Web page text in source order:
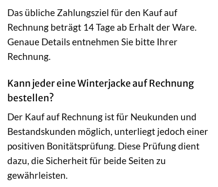
Das übliche Zahlungsziel für den Kauf auf
Rechnung beträgt 14 Tage ab Erhalt der Ware.
Genaue Details entnehmen Sie bitte Ihrer
Rechnung.
Kann jeder eine Winterjacke auf Rechnung
bestellen?
Der Kauf auf Rechnung ist für Neukunden und
Bestandskunden möglich, unterliegt jedoch einer
positiven Bonitätsprüfung. Diese Prüfung dient
dazu, die Sicherheit für beide Seiten zu
gewährleisten.